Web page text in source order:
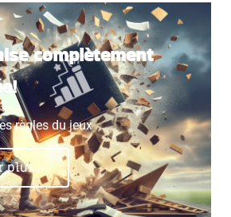
complètement
règles du jeux
plus...